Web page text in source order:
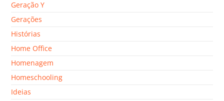
Geração Y
Gerações
Histórias
Home Office
Homenagem
Homeschooling
Ideias